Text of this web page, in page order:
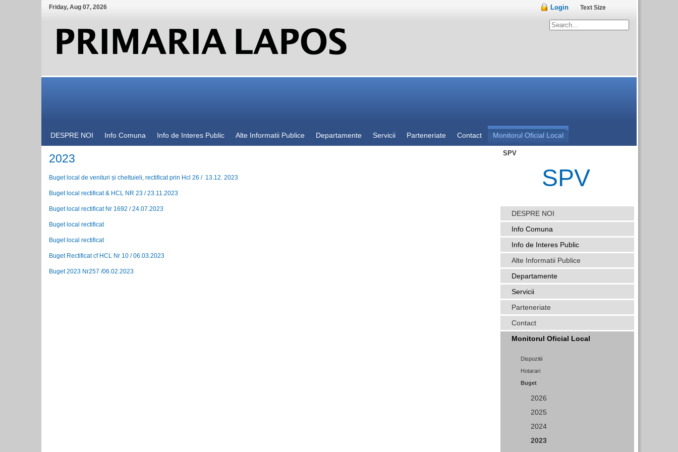
Friday, Aug 07, 2026 Text Size
Login
DESPRE NOI Info Comuna Info de Interes Public Alte Informatii Publice Departamente Servicii Parteneriate Contact Monitorul Oficial Local
2023
Buget local de venituri și cheltuieli, rectificat prin Hcl 26 / 13.12. 2023
Buget local rectificat & HCL NR 23 / 23.11.2023
Buget local rectificat Nr 1692 / 24.07.2023
Buget local rectificat
Buget local rectificat
Buget Rectificat cf HCL Nr 10 / 06.03.2023
Buget 2023 Nr257 /06.02.2023
SPV
SPV
DESPRE NOI
Info Comuna
Info de Interes Public
Alte Informatii Publice
Departamente
Servicii
Parteneriate
Contact
Monitorul Oficial Local
Dispozitii
Hotarari
Buget
2026
2025
2024
2023